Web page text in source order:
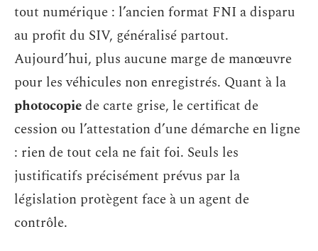
tout numérique : l’ancien format FNI a disparu
au profit du SIV, généralisé partout.
Aujourd’hui, plus aucune marge de manœuvre
pour les véhicules non enregistrés. Quant à la
photocopiede carte grise, le certificat de
cession ou l’attestation d’une démarche en ligne
: rien de tout cela ne fait foi. Seuls les
justificatifs précisément prévus par la
législation protègent face à un agent de
contrôle.